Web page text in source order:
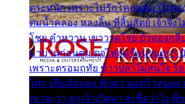
ตระหนัก เพราะไม่รักโคลนตม บัวทอ
ตมน้ำคลอง หลงลิ้น ที่สิ้นสัตย์ เจ้าจึง
โชย คำหวาน เขาวาดโรย บัวทองกลี
มาบานก่อนตูม ดุจไฟสุมร้อนรุมอุรา
เพราะตรอมฤทัย ข้าวปลาไม่สนใจ ร้
โศก เสียเถิดทอง พักความเศร้าหมอง
เขาจะว่า ลูกเจ้าเกิดมา จะชื่อว่าไง พี่